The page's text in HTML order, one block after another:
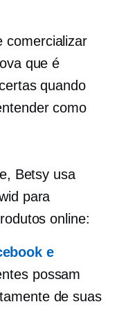
comercializar
que é
quando
como
Betsy usa
para
online:
e
possam
de suas